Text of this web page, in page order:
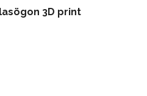
3D print